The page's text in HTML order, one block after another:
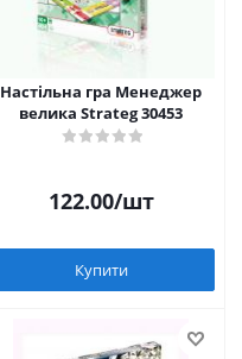
Настільна гра Менеджер
велика Strateg 30453
122.00/шт
Купити